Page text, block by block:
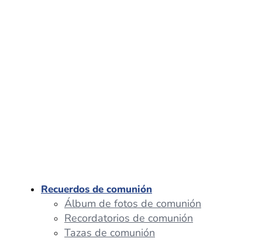
Recuerdos de comunión
Álbum de fotos de comunión
Recordatorios de comunión
Tazas de comunión